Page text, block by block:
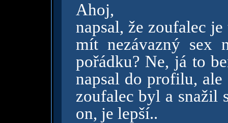
Ahoj,
napsal, že zoufalec
mít nezávazný sex
pořádku? Ne, já to
napsal do profilu,
zoufalec byl a snažil
on, je lepší..